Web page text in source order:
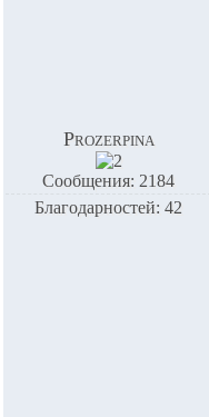
Prozerpina
Сообщения: 2184
Благодарностей: 42